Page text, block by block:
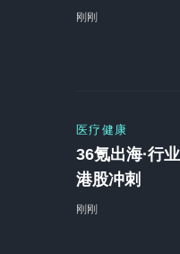
刚刚
医疗健康
36氪出海·行
港股冲刺
刚刚